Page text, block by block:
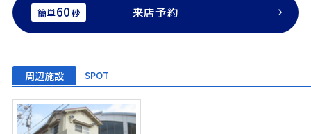
簡単60秒 来店予約
周辺施設 SPOT